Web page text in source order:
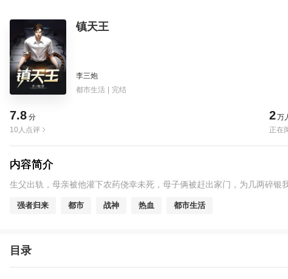
镇天王
李三炮
都市生活 | 完结
7.8 分
10人点评
2万
正在
内容简介
生父出轨，母亲被他灌下农药侥幸未死，母子俩被赶出家门，为几两碎
强者归来 都市 战神 热血 都市生活
目录